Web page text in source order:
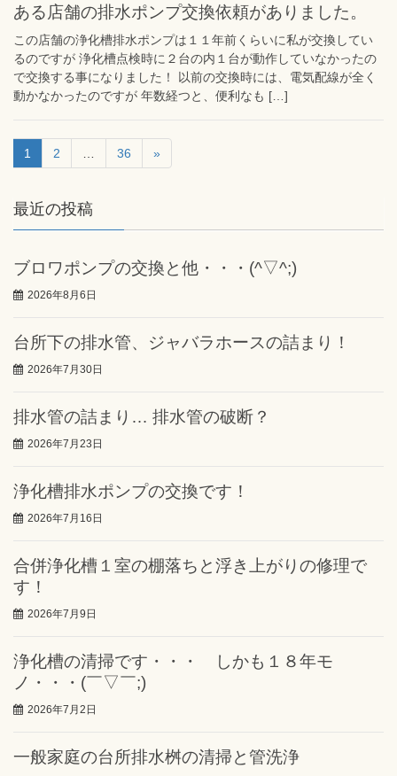
ある店舗の排水ポンプ交換依頼がありました。
この店舗の浄化槽排水ポンプは１１年前くらいに私が交換してい
るのですが 浄化槽点検時に２台の内１台が動作していなかったの
で交換する事になりました！ 以前の交換時には、電気配線が全く
動かなかったのですが 年数経つと、便利なも […]
1 2 36 »
最近の投稿
ブロワポンプの交換と他・・・(^▽^;)
2026年8月6日
台所下の排水管、ジャバラホースの詰まり！
2026年7月30日
排水管の詰まり… 排水管の破断？
2026年7月23日
浄化槽排水ポンプの交換です！
2026年7月16日
合併浄化槽１室の棚落ちと浮き上がりの修理で
す！
2026年7月9日
浄化槽の清掃です・・・ しかも１８年モ
ノ・・・(￣▽￣;)
2026年7月2日
一般家庭の台所排水桝の清掃と管洗浄